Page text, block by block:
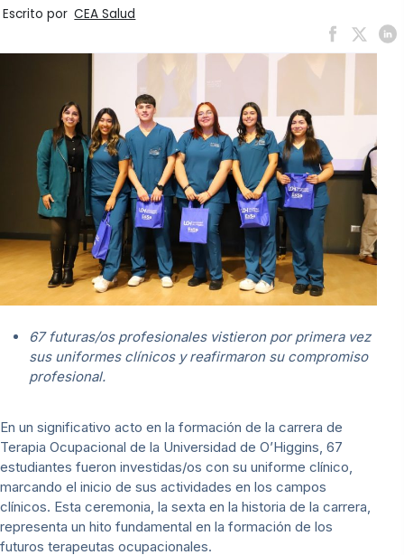
Escrito por CEA Salud
67 futuras/os profesionales vistieron por primera vez
sus uniformes clínicos y reafirmaron su compromiso
profesional.
En un significativo acto en la formación de la carrera de
Terapia Ocupacional de la Universidad de O’Higgins, 67
estudiantes fueron investidas/os con su uniforme clínico,
marcando el inicio de sus actividades en los campos
clínicos. Esta ceremonia, la sexta en la historia de la carrera,
representa un hito fundamental en la formación de los
futuros terapeutas ocupacionales.